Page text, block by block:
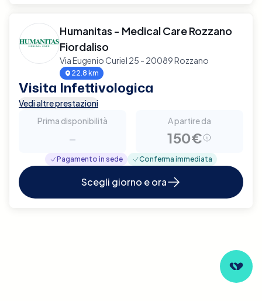
Humanitas - Medical Care Rozzano
Fiordaliso
Via Eugenio Curiel 25 - 20089 Rozzano
22.8 km
Visita Infettivologica
Vedi altre prestazioni
Prima disponibilità
-
A partire da
150€
Pagamento in sede Conferma immediata
Scegli giorno e ora